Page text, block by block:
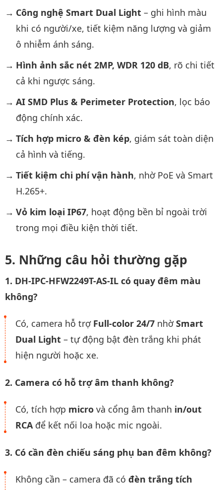
Công nghệ Smart Dual Light– ghi hình màu
khi có người/xe, tiết kiệm năng lượng và giảm
ô nhiễm ánh sáng.
Hình ảnh sắc nét 2MP, WDR 120 dB, rõ chi tiết
cả khi ngược sáng.
AI SMD Plus & Perimeter Protection, lọc báo
động chính xác.
Tích hợp micro & đèn kép, giám sát toàn diện
cả hình và tiếng.
Tiết kiệm chi phí vận hành, nhờ PoE và Smart
H.265+.
Vỏ kim loại IP67, hoạt động bền bỉ ngoài trời
trong mọi điều kiện thời tiết.
Những câu hỏi thường gặp
1. DH-IPC-HFW2249T-AS-IL có quay đêm màu
không?
Có, camera hỗ trợ Full-color 24/7 nhờSmart
Dual Light – tự động bật đèn trắng khi phát
hiện người hoặc xe.
2. Camera có hỗ trợ âm thanh không?
Có, tích hợp micro và cổng âm thanh in/out
RCAđể kết nối loa hoặc mic ngoài.
3. Có cần đèn chiếu sáng phụ ban đêm không?
Không cần – camera đã có đèn trắng tích